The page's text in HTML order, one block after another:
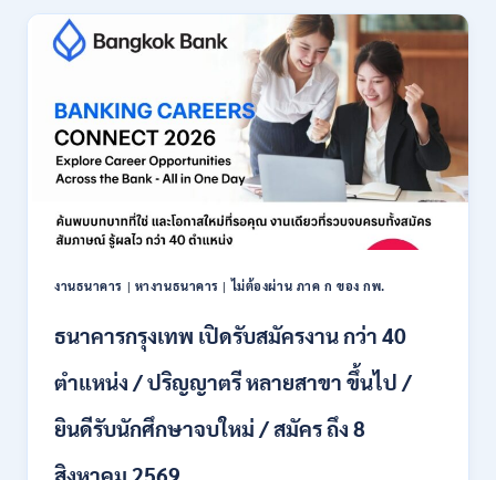
เปิด
รับ
สมัคร
ปริญญา
ตรี
ทุก
สาขา
/
ไม่
ต้อง
กพ.
เงิน
18,150
สมัคร
งานธนาคาร | หางานธนาคาร |ไม่ต้องผ่าน ภาค ก ของ กพ.
ธนาคารกรุงเทพ เปิดรับสมัครงาน กว่า 40
ตำแหน่ง / ปริญญาตรี หลายสาขา ขึ้นไป /
ยินดีรับนักศึกษาจบใหม่ / สมัคร ถึง 8
สิงหาคม 2569